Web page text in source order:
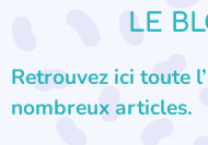
LE
Retrouvez ici toute
nombreux articles.